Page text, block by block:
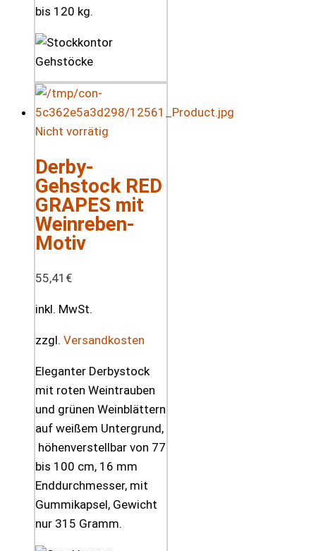
bis 120 kg.
Nicht vorrätig
Derby-
Gehstock RED
GRAPES mit
Weinreben-
Motiv
55,41 €
inkl. MwSt.
zzgl. Versandkosten
Eleganter Derbystock
mit roten Weintrauben
und grünen Weinblättern
auf weißem Untergrund,
höhenverstellbar von 77
bis 100 cm, 16 mm
Enddurchmesser, mit
Gummikapsel, Gewicht
nur 315 Gramm.